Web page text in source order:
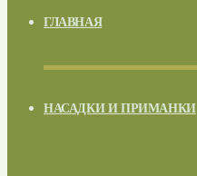
ГЛАВНАЯ
НАСАДКИ И ПРИМАНКИ